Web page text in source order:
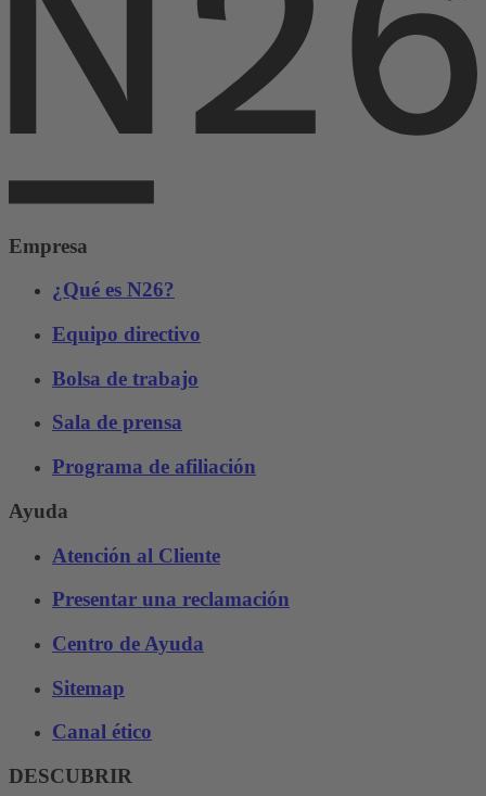
Empresa
¿Qué es N26?
Equipo directivo
Bolsa de trabajo
Sala de prensa
Programa de afiliación
Ayuda
Atención al Cliente
Presentar una reclamación
Centro de Ayuda
Sitemap
Canal ético
DESCUBRIR